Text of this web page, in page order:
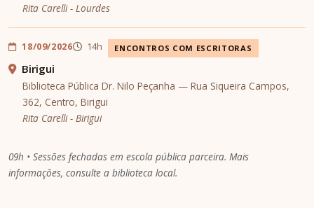
Rita Carelli - Lourdes
18/09/2026 14h ENCONTROS COM ESCRITORAS
Birigui
Biblioteca Pública Dr. Nilo Peçanha — Rua Siqueira Campos,
362, Centro, Birigui
Rita Carelli - Birigui
09h • Sessões fechadas em escola pública parceira. Mais
informações, consulte a biblioteca local.